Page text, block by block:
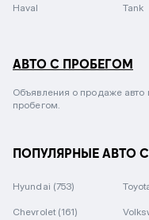
Haval Tank
АВТО С ПРОБЕГОМ
Объявления о продаже авто
пробегом.
ПОПУЛЯРНЫЕ АВТО
Hyundai (753)
Chevrolet (161)